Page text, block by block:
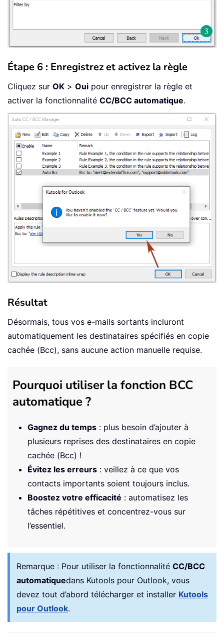
Étape 6 : Enregistrez et activez la règle
Cliquez sur OK > Oui pour enregistrer la règle et
activer la fonctionnalité CC/BCC automatique.
Résultat
Désormais, tous vos e-mails sortants incluront
automatiquement les destinataires spécifiés en copie
cachée (Bcc), sans aucune action manuelle requise.
Pourquoi utiliser la fonction BCC
automatique ?
Gagnez du temps : plus besoin d’ajouter à
plusieurs reprises des destinataires en copie
cachée (Bcc) !
Évitez les erreurs : veillez à ce que vos
contacts importants soient toujours inclus.
Boostez votre efficacité : automatisez les
tâches répétitives et concentrez-vous sur
l’essentiel.
Remarque : Pour utiliser la fonctionnalité CC/BCC
automatiquedans Kutools pour Outlook, vous
devez tout d’abord télécharger et installer Kutools
pour Outlook.